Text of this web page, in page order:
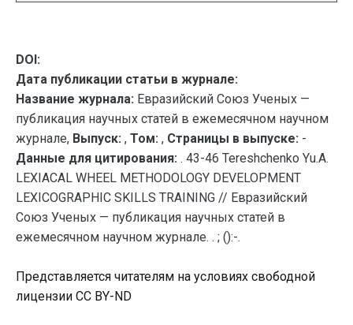
DOI:
Дата публикации статьи в журнале:
Название журнала: Евразийский Союз Ученых —
публикация научных статей в ежемесячном научном
журнале, Выпуск: , Том: , Страницы в выпуске: -
Данные для цитирования: . 43-46 Tereshchenko Yu.A.
LEXIACAL WHEEL METHODOLOGY DEVELOPMENT
LEXICOGRAPHIC SKILLS TRAINING // Евразийский
Союз Ученых — публикация научных статей в
ежемесячном научном журнале. . ; ():-.
Представляется читателям на условиях свободной
лицензии CC BY-ND